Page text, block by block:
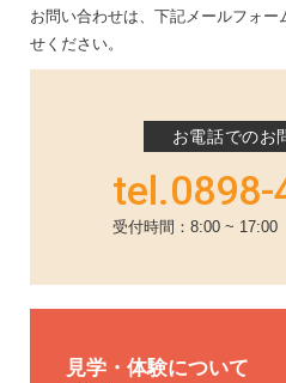
お問い合わせは、下記メールフォ
せください。
お電話でのお
tel.0898-
受付時間：8:00 ~
見学・体験について